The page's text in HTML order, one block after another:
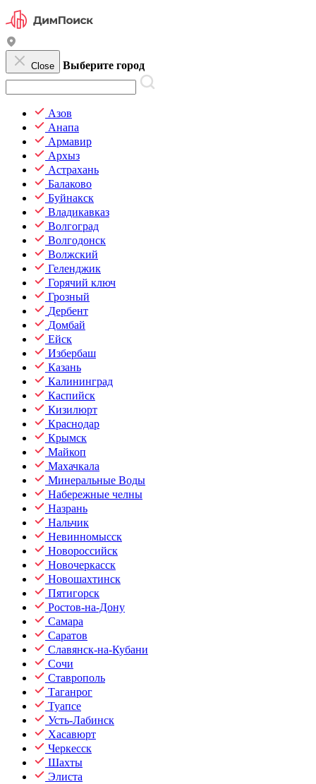
Close Выберите город
Азов
Анапа
Армавир
Архыз
Астрахань
Балаково
Буйнакск
Владикавказ
Волгоград
Волгодонск
Волжский
Геленджик
Горячий ключ
Грозный
Дербент
Домбай
Ейск
Избербаш
Казань
Калининград
Каспийск
Кизилюрт
Краснодар
Крымск
Майкоп
Махачкала
Минеральные Воды
Набережные челны
Назрань
Нальчик
Невинномысск
Новороссийск
Новочеркасск
Новошахтинск
Пятигорск
Ростов-на-Дону
Самара
Саратов
Славянск-на-Кубани
Сочи
Ставрополь
Таганрог
Туапсе
Усть-Лабинск
Хасавюрт
Черкесск
Шахты
Элиста